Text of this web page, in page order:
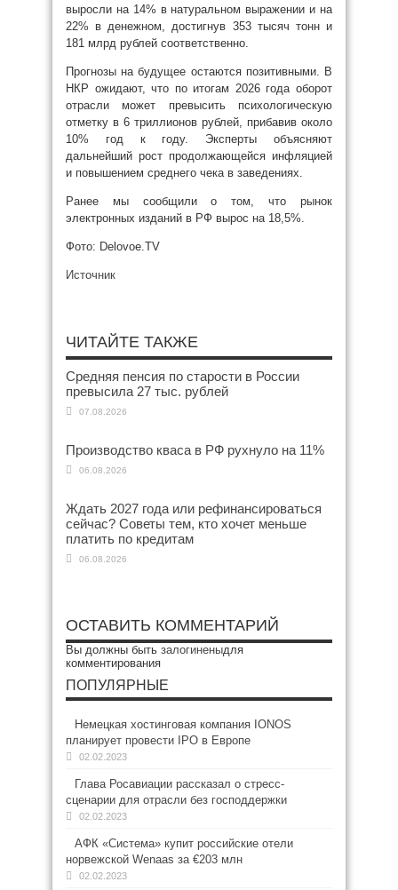
выросли на 14% в натуральном выражении и на
22% в денежном, достигнув 353 тысяч тонн и
181 млрд рублей соответственно.
Прогнозы на будущее остаются позитивными. В
НКР ожидают, что по итогам 2026 года оборот
отрасли может превысить психологическую
отметку в 6 триллионов рублей, прибавив около
10% год к году. Эксперты объясняют
дальнейший рост продолжающейся инфляцией
и повышением среднего чека в заведениях.
Ранее мы сообщили о том, что рынок
электронных изданий в РФ вырос на 18,5%.
Фото: Delovoe.TV
Источник
ЧИТАЙТЕ ТАКЖЕ
Средняя пенсия по старости в России
превысила 27 тыс. рублей
07.08.2026
Производство кваса в РФ рухнуло на 11%
06.08.2026
Ждать 2027 года или рефинансироваться
сейчас? Советы тем, кто хочет меньше
платить по кредитам
06.08.2026
ОСТАВИТЬ КОММЕНТАРИЙ
Вы должны быть залогиненыдля
комментирования
ПОПУЛЯРНЫЕ
Немецкая хостинговая компания IONOS
планирует провести IPO в Европе
02.02.2023
Глава Росавиации рассказал о стресс-
сценарии для отрасли без господдержки
02.02.2023
АФК «Система» купит российские отели
норвежской Wenaas за €203 млн
02.02.2023